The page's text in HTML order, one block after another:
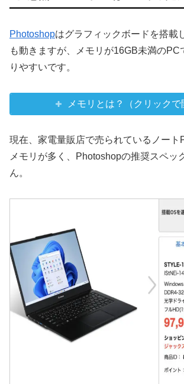
Photoshopはグラフィックボードを搭載
も動きますが、メモリが16GB未満のPC
りやすいです。
メモリとは？（クリックで
現在、家電量販店で売られているノート
メモリが多く、Photoshopの推奨スペッ
ん。